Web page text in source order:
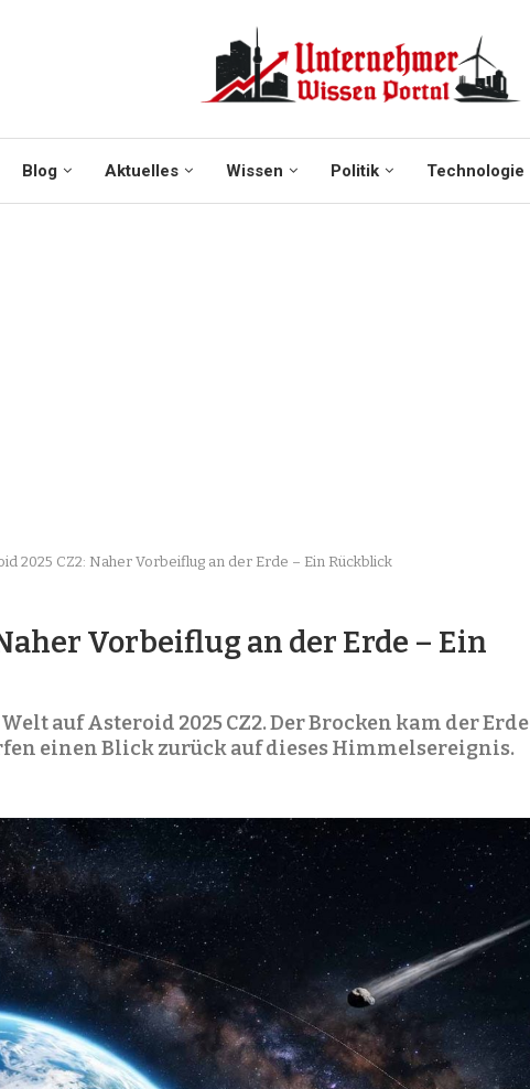
Blog Aktuelles Wissen Politik Technologie
2025 CZ2: Naher Vorbeiflug an der Erde – Ein Rückblick
Vorbeiflug an der Erde – Ein
auf Asteroid 2025 CZ2. Der Brocken kam der Erde
einen Blick zurück auf dieses Himmelsereignis.